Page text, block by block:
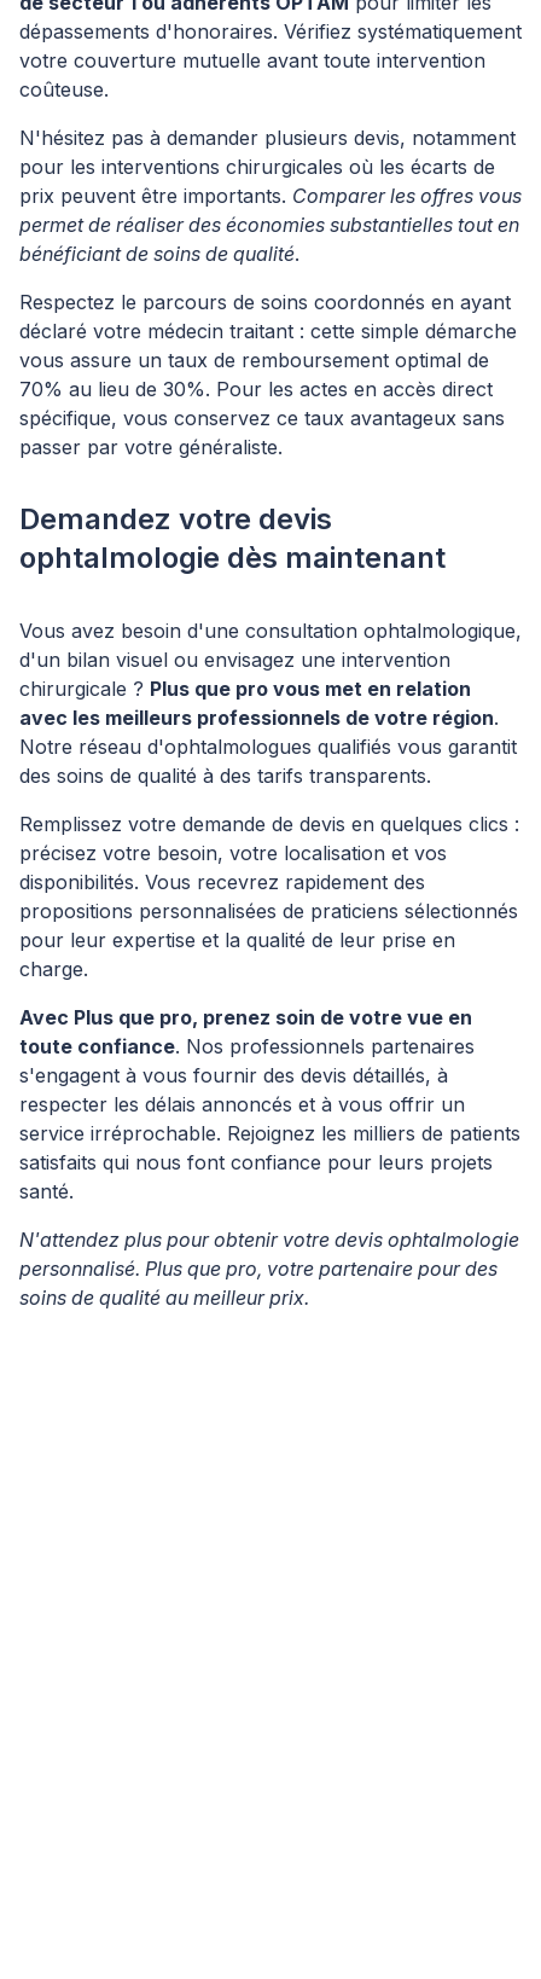
dépassements d'honoraires. Vérifiez systématiquement
votre couverture mutuelle avant toute intervention
coûteuse.
N'hésitez pas à demander plusieurs devis, notamment
pour les interventions chirurgicales où les écarts de
prix peuvent être importants. Comparer les offres vous
permet de réaliser des économies substantielles tout en
bénéficiant de soins de qualité.
Respectez le parcours de soins coordonnés en ayant
déclaré votre médecin traitant : cette simple démarche
vous assure un taux de remboursement optimal de
70% au lieu de 30%. Pour les actes en accès direct
spécifique, vous conservez ce taux avantageux sans
passer par votre généraliste.
Demandez votre devis
ophtalmologie dès maintenant
Vous avez besoin d'une consultation ophtalmologique,
d'un bilan visuel ou envisagez une intervention
chirurgicale ? Plus que pro vous met en relation
avec les meilleurs professionnels de votre région.
Notre réseau d'ophtalmologues qualifiés vous garantit
des soins de qualité à des tarifs transparents.
Remplissez votre demande de devis en quelques clics :
précisez votre besoin, votre localisation et vos
disponibilités. Vous recevrez rapidement des
propositions personnalisées de praticiens sélectionnés
pour leur expertise et la qualité de leur prise en
charge.
Avec Plus que pro, prenez soin de votre vue en
toute confiance. Nos professionnels partenaires
s'engagent à vous fournir des devis détaillés, à
respecter les délais annoncés et à vous offrir un
service irréprochable. Rejoignez les milliers de patients
satisfaits qui nous font confiance pour leurs projets
santé.
N'attendez plus pour obtenir votre devis ophtalmologie
personnalisé. Plus que pro, votre partenaire pour des
soins de qualité au meilleur prix.